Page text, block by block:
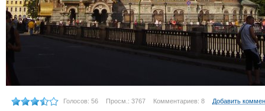
Голосов: 56 Просм.: 3767 Комментариев: 8 Добавить